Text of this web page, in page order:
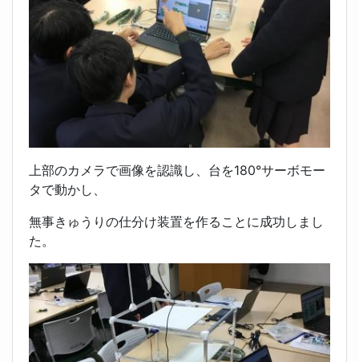
上部のカメラで画像を認識し、台を180°サーボモー
タで動かし、
無事きゅうりの仕分け装置を作ることに成功しまし
た。